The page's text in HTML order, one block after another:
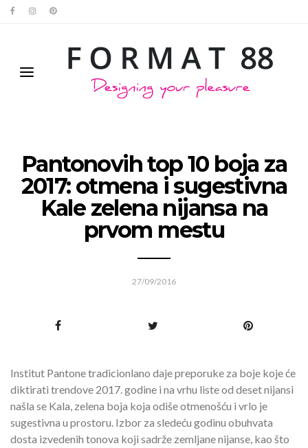
Pantonovih top 10 boja za
2017: otmena i sugestivna
Kale zelena nijansa na
prvom mestu
27/09/2016
Institut Pantone tradicionlano daje preporuke za boje koje će
diktirati trendove 2017. godine i na vrhu liste od deset nijansi
našla se Kala, zelena boja koja odiše otmenošću i vrlo je
sugestivna u prostoru. Izbor za sledeću godinu obuhvata
dosta izvedenih tonova koji sadrže zemljane nijanse, kao što